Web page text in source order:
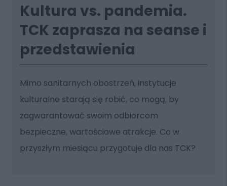
Kultura vs. pandemia.
TCK zaprasza na seanse i
przedstawienia
Mimo sanitarnych obostrzeń, instytucje
kulturalne starają się robić, co mogą, by
zagwarantować swoim odbiorcom
bezpieczne, wartościowe atrakcje. Co w
przyszłym miesiącu przygotuje dla nas TCK?